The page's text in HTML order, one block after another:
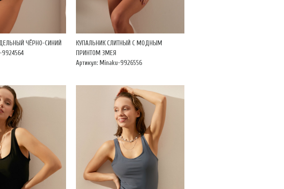
ЧЁРНО-СИНИЙ
9924564
КУПАЛЬНИК СЛИТНЫЙ С МОДНЫМ
ПРИНТОМ ЗМЕЯ
Артикул: Minaku-9926556